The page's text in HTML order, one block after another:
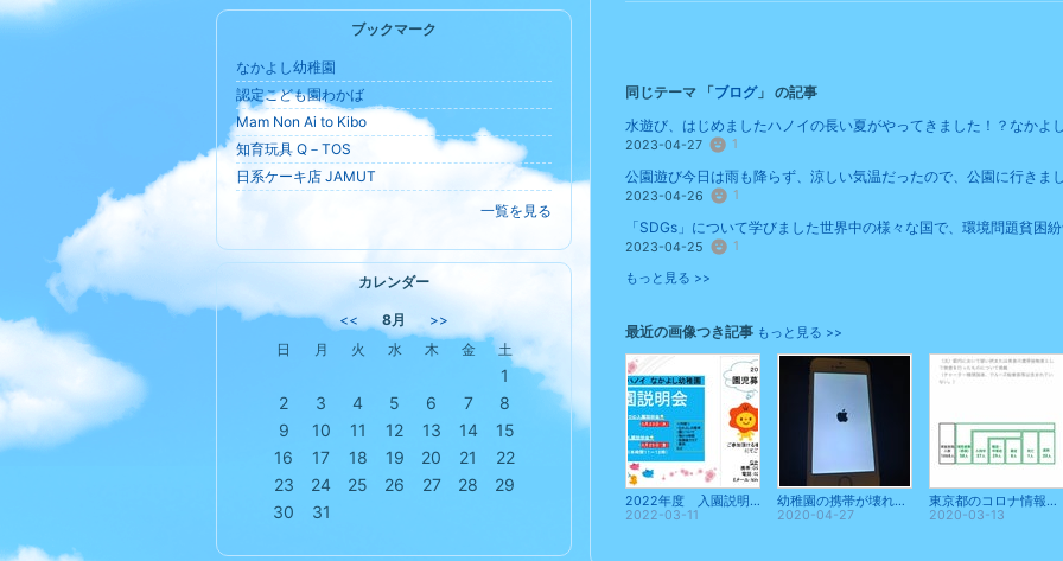
同じテーマ 「ブログ」 の記事
水遊び、はじめましたハノイの長い夏がやってきました！？なかよ
2023-04-27 1
公園遊び今日は雨も降らず、涼しい気温だったので、公園に行きま
2023-04-26 1
「SDGs」について学びました世界中の様々な国で、環境問題貧困
2023-04-25 1
もっと見る >>
最近の画像つき記事 もっと見る >>
2022年度 入園説明会のお知らせ
2022-03-11
幼稚園の携帯が壊れました。
2020-04-27
東京都のコロナ情報を見ると参考になります
2020-03-13
ブックマーク
なかよし幼稚園
認定こども園わかば
Mam Non Ai to Kibo
知育玩具 Q－TOS
日系ケーキ店 JAMUT
一覧を見る
カレンダー
<< 8月
>>
日
月 火 水 木 金 土
1
2
3 4 5 6 7
8
9
10 11 12 13 14
15
16
17 18 19 20 21
22
23
24 25 26 27 28
29
30
31